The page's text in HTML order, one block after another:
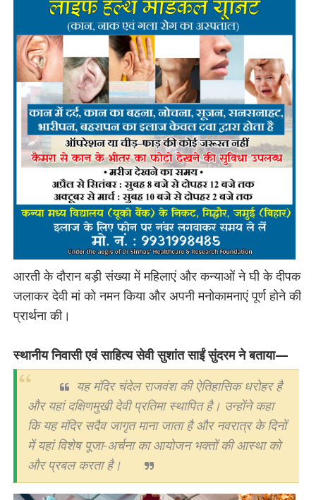
आरती के दौरान बड़ी संख्या में महिलाएं और कन्याओं ने घी के दीपक
जलाकर देवी मां को नमन किया और अपनी मनोकामनाएं पूर्ण होने की
प्रार्थना की।
स्थानीय निवासी एवं साहित्य सेवी सुशांत साईं सुंदरम ने बताया—
यह मंदिर चंदेल राजवंश की ऐतिहासिक धरोहर है
और यहां दक्षिणमुखी देवी प्रतिमा स्थापित है। उन्होंने कहा
कि यह मंदिर सदैव जागृत माना जाता है और नवरात्र के दिनों
में यहां विशेष पूजा-अर्चना का आयोजन भक्तों की आस्था को
और प्रबल करता है।